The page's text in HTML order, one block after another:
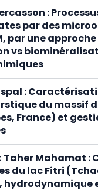
:
par des
par une
vs
:
du massif
France) et
Mahamat :
du lac Fitri
hydrodynamique